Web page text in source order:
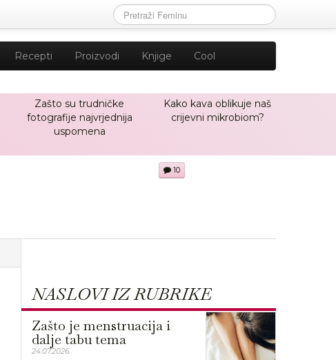
Recepti Proizvodi Knjige Cool
Zašto su trudničke
fotografije najvrjednija
uspomena
Kako kava oblikuje naš
crijevni mikrobiom?
10
NASLOVI IZ RUBRIKE
Zašto je menstruacija i
dalje tabu tema
24.07.2026.